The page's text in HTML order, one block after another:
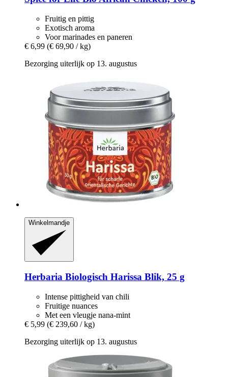
Fruitig en pittig
Exotisch aroma
Voor marinades en paneren
€ 6,99 (€ 69,90 / kg)
Bezorging uiterlijk op 13. augustus
Winkelmandje
Herbaria Biologisch Harissa Blik, 25 g
Intense pittigheid van chili
Fruitige nuances
Met een vleugje nana-mint
€ 5,99 (€ 239,60 / kg)
Bezorging uiterlijk op 13. augustus